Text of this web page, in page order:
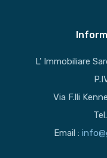
L’ Immobiliare
Via F.lli
Tel.
Email :